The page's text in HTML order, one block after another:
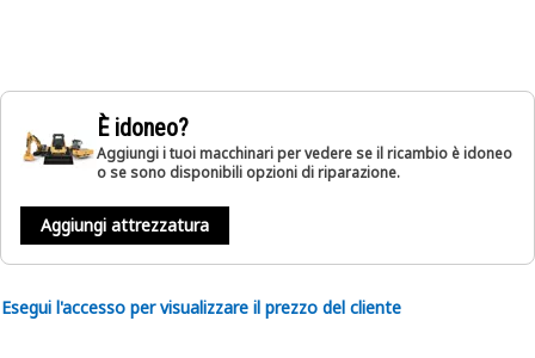
È idoneo?
Aggiungi i tuoi macchinari per vedere se il ricambio è idoneo
o se sono disponibili opzioni di riparazione.
Aggiungi attrezzatura
Esegui l'accesso per visualizzare il prezzo del cliente